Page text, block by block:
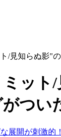
/見知らぬ影"
ット/
つい
な展開が刺激的